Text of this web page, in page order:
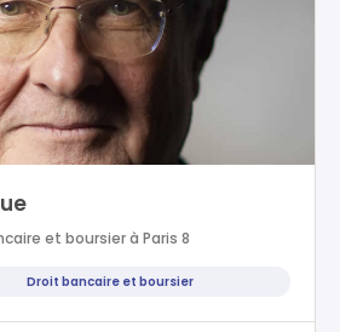
et boursier à Paris 8
Droit bancaire et boursier